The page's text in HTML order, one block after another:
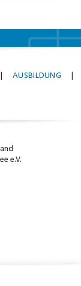
AUSBILDUNG
e.V.